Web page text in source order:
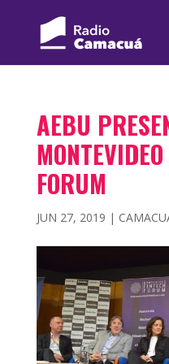
AEBU
FORUM
JUN 27, 2019 |